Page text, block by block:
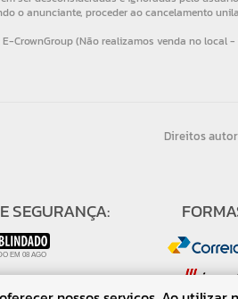
Direitos
SEGURANÇA: